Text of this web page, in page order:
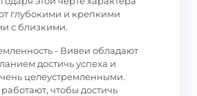
глубокими и крепкими
с близкими.
- Вивеи обладают
достичь успеха и
целеустремленными.
чтобы достичь